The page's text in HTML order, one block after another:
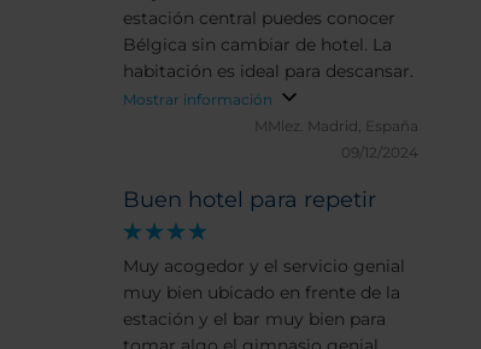
estación central puedes conocer
Bélgica sin cambiar de hotel. La
habitación es ideal para descansar.
Mostrar información
MMlez. Madrid, España
09/12/2024
Buen hotel para repetir
Muy acogedor y el servicio genial
muy bien ubicado en frente de la
estación y el bar muy bien para